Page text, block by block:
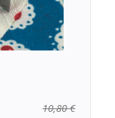
10,80 €